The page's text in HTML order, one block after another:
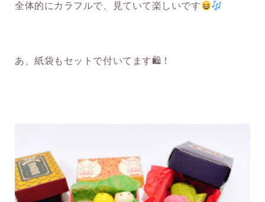
全体的にカラフルで、見ていて楽しいです
あ、紙袋もセットで付いてます🛍！